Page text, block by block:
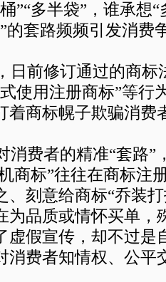
”“多半袋”，谁承
的套路频频引发消费
日前修订通过的商
使用注册商标”等行
着商标幌子欺骗消费
消费者的精准“套路”
商标”往往在商标注
、刻意给商标“乔装
为品质或情怀买单，
虚假宣传，却不过是
消费者知情权、公平